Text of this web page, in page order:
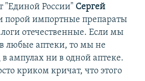
"Единой России" Сергей
порой импортные препараты
отечественные. Если мы
любые аптеки, то мы не
ампулах ни в одной аптеке.
криком кричат, что этого